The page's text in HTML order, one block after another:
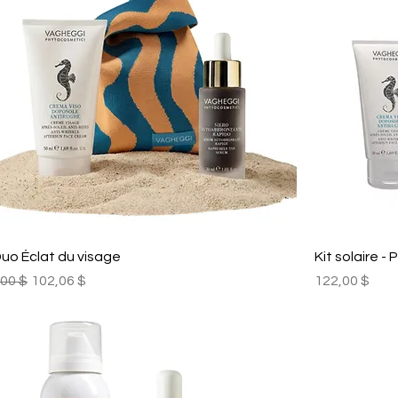
Éclat du visage
$ Prix promotionnel
102,06 $
Kit solaire -
Prix
122,00 $